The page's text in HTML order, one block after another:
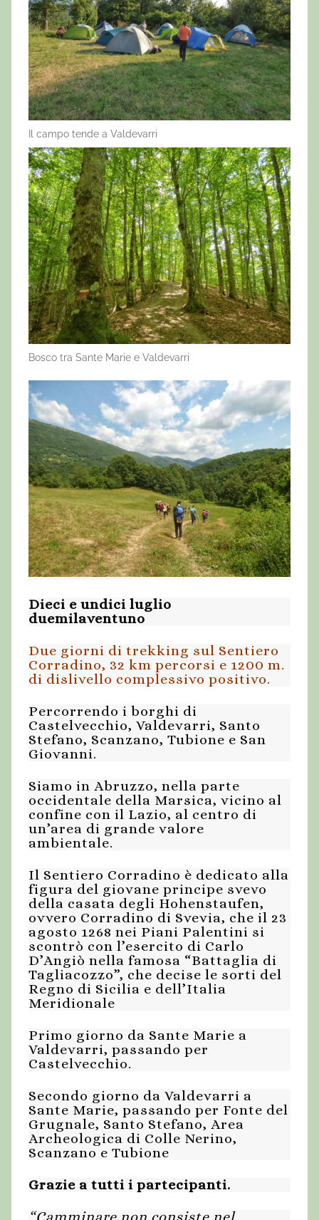
Il campo tende a Valdevarri
Bosco tra Sante Marie e Valdevarri
Dieci e undici luglio
duemilaventuno
Due giorni di trekking sul Sentiero
Corradino, 32 km percorsi e 1200 m.
di dislivello complessivo positivo.
Percorrendo i borghi di
Castelvecchio, Valdevarri, Santo
Stefano, Scanzano, Tubione e San
Giovanni.
Siamo in Abruzzo, nella parte
occidentale della Marsica, vicino al
confine con il Lazio, al centro di
un’area di grande valore
ambientale.
Il Sentiero Corradino è dedicato alla
figura del giovane principe svevo
della casata degli Hohenstaufen,
ovvero Corradino di Svevia, che il 23
agosto 1268 nei Piani Palentini si
scontrò con l’esercito di Carlo
D’Angiò nella famosa “Battaglia di
Tagliacozzo”, che decise le sorti del
Regno di Sicilia e dell’Italia
Meridionale
Primo giorno da Sante Marie a
Valdevarri, passando per
Castelvecchio.
Secondo giorno da Valdevarri a
Sante Marie, passando per Fonte del
Grugnale, Santo Stefano, Area
Archeologica di Colle Nerino,
Scanzano e Tubione
Grazie a tutti i partecipanti.